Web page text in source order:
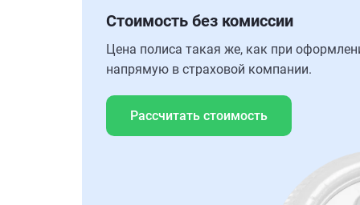
Стоимость без комиссии
Цена полиса такая же, как при
напрямую в страховой компании.
Рассчитать стоимость